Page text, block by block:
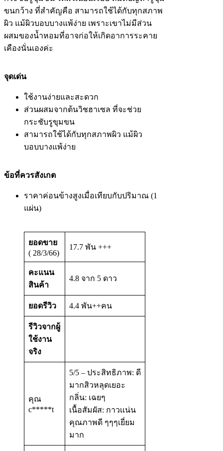
ขนกว้าง ที่สำคัญคือ สามารถใช้ได้กับทุกสภาพ
ผิว แม้ผิวบอบบางแพ้ง่าย เพราะเขาไม่มีส่วน
ผสมของน้ำหอมที่อาจก่อให้เกิดอาการระคาย
เคืองนั่นเองค่ะ
จุดเด่น
ใช้งานง่ายและสะดวก
ส่วนผสมจากต้นวิชฮาเซล ที่จะช่วย
กระชับรูขุมขน
สามารถใช้ได้กับทุกสภาพผิว แม้ผิว
บอบบางแพ้ง่าย
ข้อที่ควรสังเกต
ราคาค่อนข้างสูงเมื่อเทียบกับปริมาณ (1
แผ่น)
ยอดขาย
( 28/3/66)
17.7 พัน +++
คะแนน
สินค้า
4.8 จาก 5 ดาว
ยอดรีวิว 4.4 พัน++คน
รีวิวจากผู้
ใช้งาน
จริง
คุณ
c*****t
5/5 – ประสิทธิภาพ: ดี
มากสิวหลุดเยอะ
กลิ่น: เฉยๆ
เนื้อสัมผัส: กาวเเน่น
คุณภาพดี ๆๆๆเยี่ยม
มาก